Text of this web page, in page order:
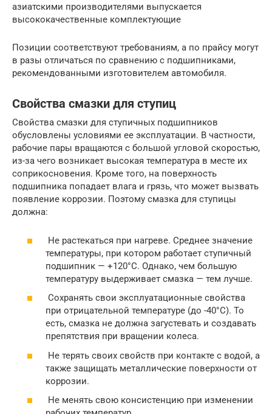
азиатскими производителями выпускается
высококачественные комплектующие
Позиции соответствуют требованиям, а по прайсу могут
в разы отличаться по сравнению с подшипниками,
рекомендованными изготовителем автомобиля.
Свойства смазки для ступиц
Свойства смазки для ступичных подшипников
обусловлены условиями ее эксплуатации. В частности,
рабочие пары вращаются с большой угловой скоростью,
из-за чего возникает высокая температура в месте их
соприкосновения. Кроме того, на поверхность
подшипника попадает влага и грязь, что может вызвать
появление коррозии. Поэтому смазка для ступицы
должна:
Не растекаться при нагреве. Среднее значение
температуры, при котором работает ступичный
подшипник — +120°С. Однако, чем большую
температуру выдерживает смазка — тем лучше.
Сохранять свои эксплуатационные свойства
при отрицательной температуре (до -40°С). То
есть, смазка не должна загустевать и создавать
препятствия при вращении колеса.
Не терять своих свойств при контакте с водой, а
также защищать металлические поверхности от
коррозии.
Не менять свою консистенцию при изменении